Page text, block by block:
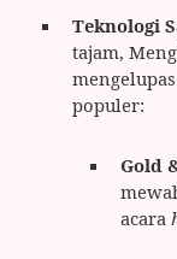
Teknologi
tajam,
populer:
Gold
acara